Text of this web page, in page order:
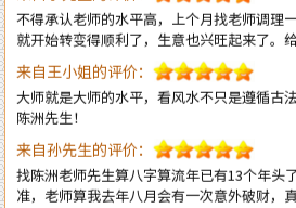
来自王小姐的评价：
大师就是大师的水平，看风水不只是遵循古
陈洲先生！
来自孙先生的评价：
找陈洲老师先生算八字算流年已有13个年头
准，老师算我去年八月会有一次意外破财，
不大的钱。
来自赵先生的评价：